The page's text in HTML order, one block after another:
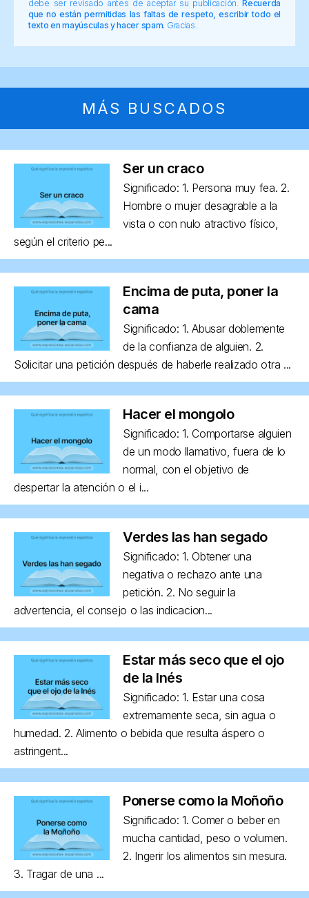
debe ser revisado antes de aceptar su publicación.Recuerda
que no están permitidas las faltas de respeto, escribir todo el
texto en mayúsculas y hacer spam. Gracias.
MÁS BUSCADOS
Ser un craco
Significado: 1. Persona muy fea. 2.
Hombre o mujer desagrable a la
vista o con nulo atractivo físico,
según el criterio pe...
Encima de puta, poner la
cama
Significado: 1. Abusar doblemente
de la confianza de alguien. 2.
Solicitar una petición después de haberle realizado otra ...
Hacer el mongolo
Significado: 1. Comportarse alguien
de un modo llamativo, fuera de lo
normal, con el objetivo de
despertar la atención o el i...
Verdes las han segado
Significado: 1. Obtener una
negativa o rechazo ante una
petición. 2. No seguir la
advertencia, el consejo o las indicacion...
Estar más seco que el ojo
de la Inés
Significado: 1. Estar una cosa
extremamente seca, sin agua o
humedad. 2. Alimento o bebida que resulta áspero o
astringent...
Ponerse como la Moñoño
Significado: 1. Comer o beber en
mucha cantidad, peso o volumen.
2. Ingerir los alimentos sin mesura.
3. Tragar de una ...